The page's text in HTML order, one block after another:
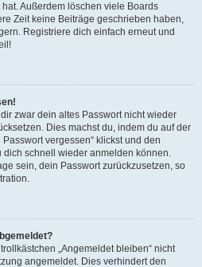
Außerdem löschen viele Boards
Zeit keine Beiträge geschrieben haben,
Registriere dich einfach erneut und
zwar dein altes Passwort nicht wieder
Dies machst du, indem du auf der
vergessen“ klickst und den
dich schnell wieder anmelden können.
sein, dein Passwort zurückzusetzen, so
„Angemeldet bleiben“ nicht
angemeldet. Dies verhindert den